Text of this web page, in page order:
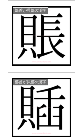
部首が貝部の漢字
部首が貝部の漢字